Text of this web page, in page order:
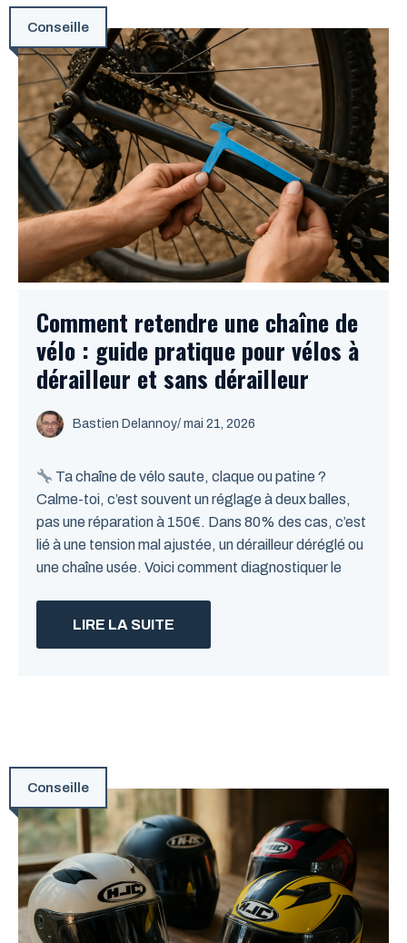
Conseille
Comment retendre une chaîne de
vélo : guide pratique pour vélos à
dérailleur et sans dérailleur
Bastien Delannoy/ mai 21, 2026
Ta chaîne de vélo saute, claque ou patine ?
Calme-toi, c’est souvent un réglage à deux balles,
pas une réparation à 150€. Dans 80% des cas, c’est
lié à une tension mal ajustée, un dérailleur déréglé ou
une chaîne usée. Voici comment diagnostiquer le
LIRE LA SUITE
Conseille